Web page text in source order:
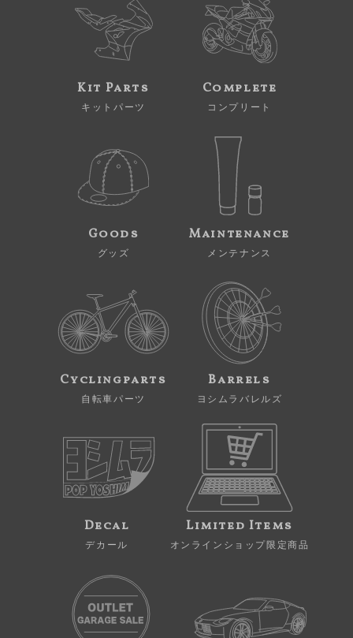
Kit Parts
キットパーツ
Complete
コンプリート
Goods
グッズ
Maintenance
メンテナンス
Cyclingparts
自転車パーツ
Barrels
ヨシムラバレルズ
Decal
デカール
Limited Items
オンラインショップ限定商品